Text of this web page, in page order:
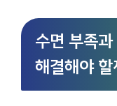
수면 부족
해결해야